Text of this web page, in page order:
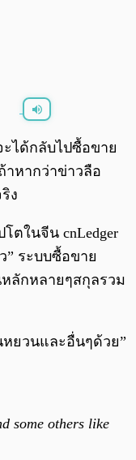
0:00 /0:00
ได้กลับไปซื้อขาย
าหากว่าข่าวลือ
ง
ตในจีน cnLedger
” ระบบซื้อขาย
หลักหลายๆสกุลรวม
หยวนและอื่นๆด้วย”
some others like